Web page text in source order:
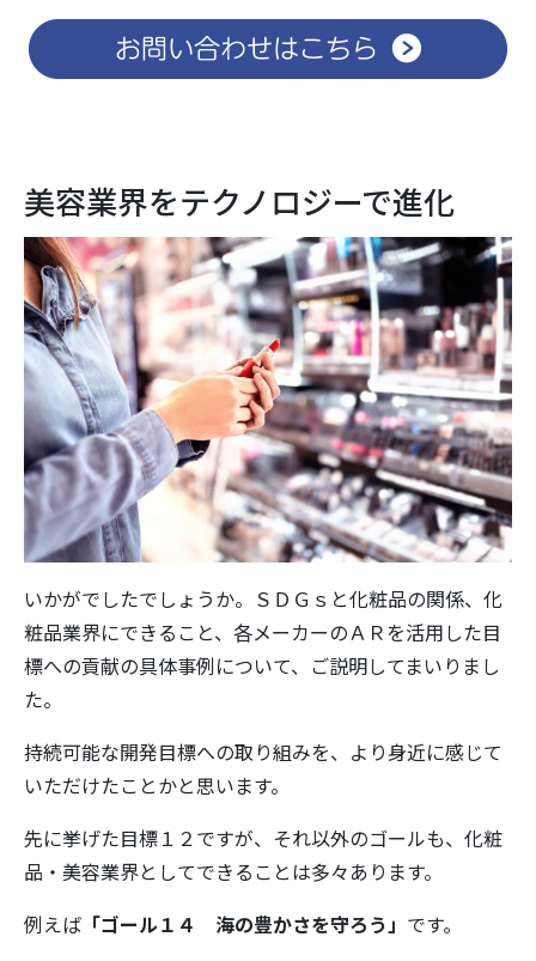
美容業界をテクノロジーで進化
いかがでしたでしょうか。ＳＤＧｓと化粧品の関係、化
粧品業界にできること、各メーカーのＡＲを活用した目
標への貢献の具体事例について、ご説明してまいりまし
た。
持続可能な開発目標への取り組みを、より身近に感じて
いただけたことかと思います。
先に挙げた目標１２ですが、それ以外のゴールも、化粧
品・美容業界としてできることは多々あります。
例えば 「ゴール１４ 海の豊かさを守ろう」 です。